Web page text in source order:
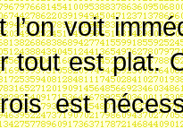
voit
tout est plat.
est